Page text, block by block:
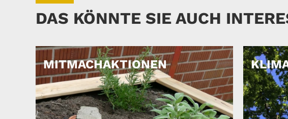
DAS KÖNNTE SIE AUCH
MITMACHAKTIONEN